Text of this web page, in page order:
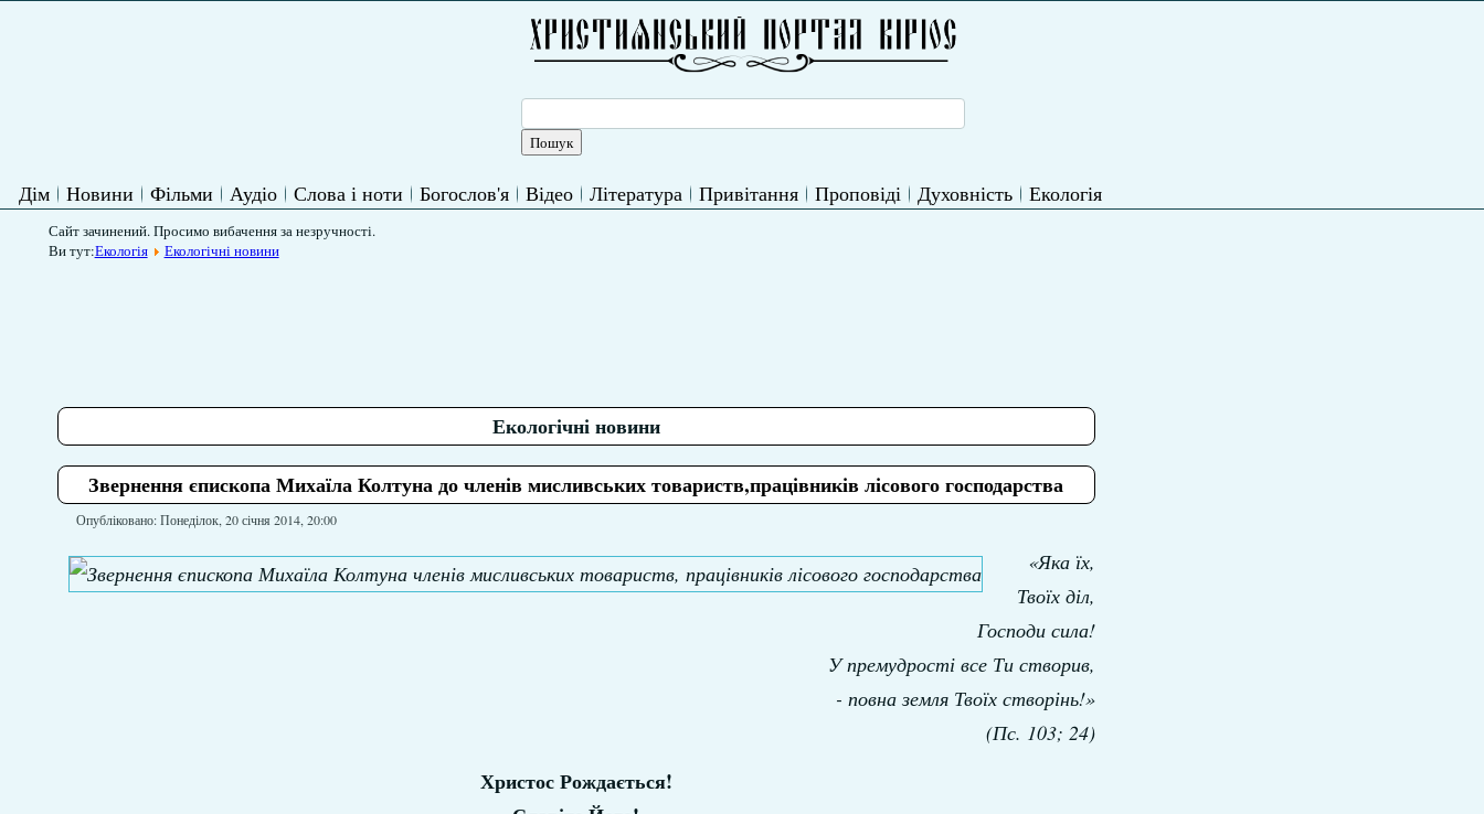
Дім Новини Фільми Аудіо Слова і ноти Богослов'я Відео Література Привітання Проповіді Духовність Екологія
Сайт зачинений. Просимо вибачення за незручності.
Ви тут:Екологія Екологічні новини
Екологічні новини
Звернення єпископа Михаїла Колтуна до членів мисливських товариств,працівників лісового господарства
Опубліковано: Понеділок, 20 січня 2014, 20:00
«Яка їх,
Твоїх діл,
Господи сила!
У премудрості все Ти створив,
- повна земля Твоїх створінь!»
(Пс. 103; 24)
Христос Рождається!